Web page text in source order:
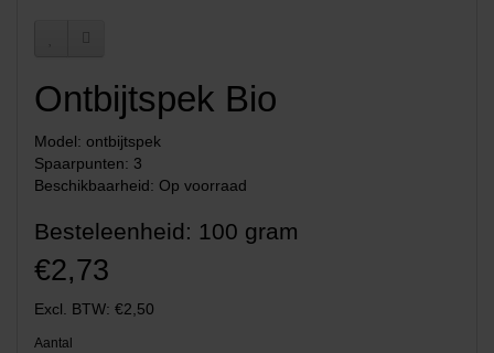
Ontbijtspek Bio
Model: ontbijtspek
Spaarpunten: 3
Beschikbaarheid: Op voorraad
Besteleenheid: 100 gram
€2,73
Excl. BTW: €2,50
Aantal